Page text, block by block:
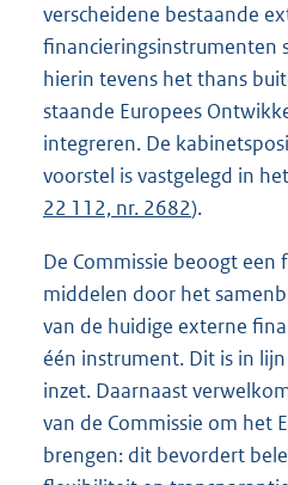
verscheidene bestaande
financieringsinstrumenten
hierin tevens het thans
staande Europees
integreren. De
voorstel is vastgelegd in
22 112, nr. 2682).
De Commissie beoogt een
middelen door het
van de huidige externe
één instrument. Dit is in
inzet. Daarnaast
van de Commissie om het
brengen: dit bevordert